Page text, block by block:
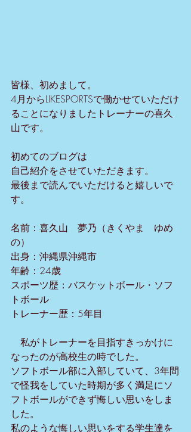
皆様、初めまして。
4月からLIKESPORTSで働かせていただけ
ることになりましたトレーナーの喜久
山です。
初めてのブログは
自己紹介をさせていただきます。
最後まで読んでいただけると嬉しいで
す。
名前：喜久山　夢乃（きくやま　ゆめ
の）
出身：沖縄県沖縄市
年齢：24歳
スポーツ歴：バスケットボール・ソフ
トボール
トレーナー歴：5年目
私がトレーナーを目指すきっかけに
なったのが高校生の時でした。
ソフトボール部に入部していて、3年間
で怪我をしていた時期が多く満足にソ
フトボールができず悔しい思いをしま
した。
私のような悔しい思いをする学生達を